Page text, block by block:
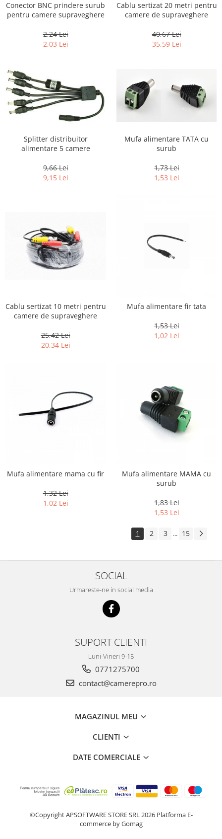
Conector BNC prindere surub
pentru camere supraveghere
2,24 Lei
2,03 Lei
Cablu sertizat 20 metri pentru
camere de supraveghere
40,67 Lei
35,59 Lei
Splitter distribuitor
alimentare 5 camere
9,66 Lei
9,15 Lei
Mufa alimentare TATA cu
surub
1,73 Lei
1,53 Lei
Cablu sertizat 10 metri pentru
camere de supraveghere
25,42 Lei
20,34 Lei
Mufa alimentare fir tata
1,53 Lei
1,02 Lei
Mufa alimentare mama cu fir
1,32 Lei
1,02 Lei
Mufa alimentare MAMA cu
surub
1,83 Lei
1,53 Lei
1 2 3 ... 15
SOCIAL
Urmareste-ne in social media
SUPORT CLIENTI
Luni-Vineri 9-15
0771275700
contact@camerepro.ro
MAGAZINUL MEU
CLIENTI
DATE COMERCIALE
©Copyright APSOFTWARE STORE SRL 2026 Platforma E-
commerce by Gomag